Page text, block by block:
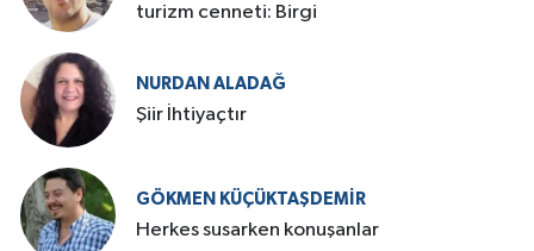
turizm cenneti: Birgi
NURDAN ALADAĞ
Şiir İhtiyaçtır
GÖKMEN KÜÇÜKTAŞDEMIR
Herkes susarken konuşanlar